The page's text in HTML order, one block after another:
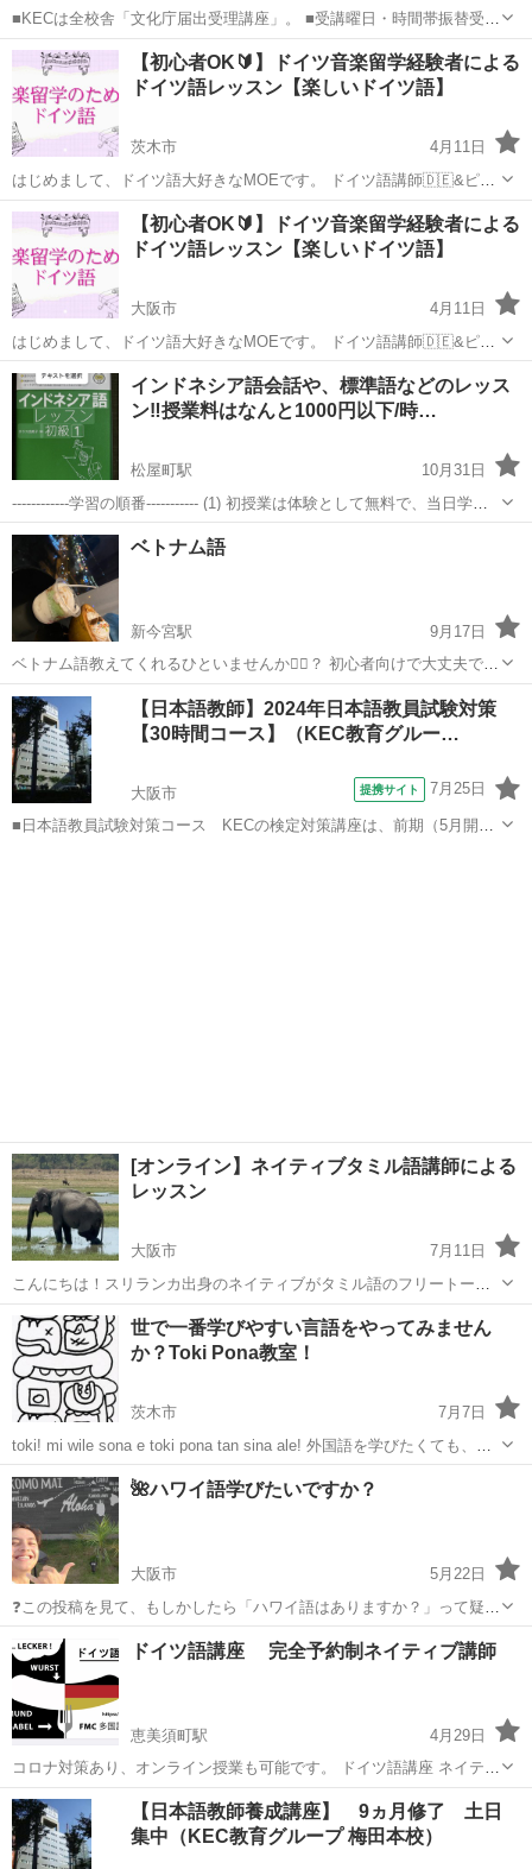
■KECは全校舎「文化庁届出受理講座」。 ■受講曜日・時間帯振替受
講、校舎間振替受講、休学制度、動画視聴（基礎理論）と資格への万
全なフォロー体制。 ■3年間無料再履修システム：入学から3年以内は
何度でも無料で再履修が可能（基...
大阪 枚方市 その他
【初心者OK🔰】ドイツ音楽留学経験者による
ドイツ語レッスン【楽しいドイツ語】
茨木市
4月11日
はじめまして、ドイツ語大好きなMOEです。 ドイツ語講師🇩🇪&ピア
ノ講師🎹をしております。 某習い事サイトでドイツ語講師ランキング
1位を獲得しました🥇 2021年10月に留学を終え、ドイツから日本へ本
帰国しました。 大...
大阪 茨木市 その他 ドイツ語
【初心者OK🔰】ドイツ音楽留学経験者による
ドイツ語レッスン【楽しいドイツ語】
大阪市
4月11日
はじめまして、ドイツ語大好きなMOEです。 ドイツ語講師🇩🇪&ピア
ノ講師🎹をしております。 某習い事サイトでドイツ語講師ランキング
1位を獲得しました🥇 2021年10月に留学を終え、ドイツから日本へ本
帰国しました。 大...
大阪 大阪市 その他 ドイツ語
インドネシア語会話や、標準語などのレッス
ン‼️授業料はなんと1000円以下/時…
松屋町駅
10月31日
------------学習の順番----------- (1) 初授業は体験として無料で、当日学習
者の希望をヒアリング (2) 学習者の希望に沿って勉強で、学習者の課
題の添削 * 授業料 : 1000円/時間 *フレックス...
大阪 大阪市 松屋町駅
ベトナム語
新今宮駅
9月17日
ベトナム語教えてくれるひといませんか🙇‍♀️？ 初心者向けで大丈夫です
が、会話できるようになるのが目標です。 よろしくお願いします🙇‍♀️
大阪 大阪市 新今宮駅 その他 ベトナム語
【日本語教師】2024年日本語教員試験対策
【30時間コース】（KEC教育グルー…
大阪市 提携サイト 7月25日
■日本語教員試験対策コース KECの検定対策講座は、前期（5月開
[オンライン】ネイティブタミル語講師による
レッスン
大阪市
7月11日
こんにちは！スリランカ出身のネイティブがタミル語のフリートーク
相手になります。 ・初心者大歓迎！会話を楽しみながらタミル 語に慣
れたい方にぴったりです。 ・レッスンというよりおしゃべり感覚でリ
ラックスして話しま...
大阪 大阪市 その他 オンライン
世で一番学びやすい言語をやってみません
か？Toki Pona教室！
茨木市
7月7日
toki! mi wile sona e toki pona tan sina ale! 外国語を学びたくても、英
語、韓国語などが難しすぎると感じますか？もしそうなら、トキポナ
をやってみないといけないですよ！ トキポナとは、...
大阪 茨木市 その他 教会
🌺ハワイ語学びたいですか？
大阪市
5月22日
❓この投稿を見て、もしかしたら「ハワイ語はありますか？」って疑問
に思ったかもしれないです。 👍実はあります！でも、実際にハワイ語
話せる人が今少なくて本当に残念です。 なので、交流して、分かち合
えたらと思ってこのクラス...
大阪 その他 ハワイ語
ドイツ語講座 完全予約制ネイティブ講師
恵美須町駅
4月29日
コロナ対策あり、オンライン授業も可能です。 ドイツ語講座 ネイティ
ブドイツ先生が教えます。日本語での説明は可能です。ドイツ語及び
文化・習慣を学び会話中心の授業を行います。参加者のみなさんと楽
しく時間を送ってください。 オ...
大阪 大阪市 恵美須町駅 その他 ドイツ語
【日本語教師養成講座】 9ヵ月修了 土日
集中（KEC教育グループ 梅田本校）